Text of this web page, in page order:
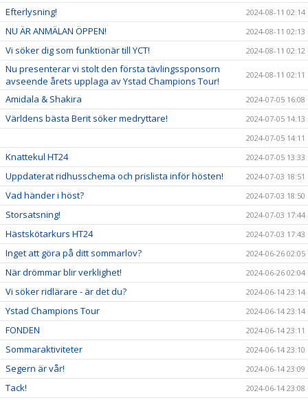
Efterlysning! 2024-08-11 02:14
NU ÄR ANMÄLAN ÖPPEN! 2024-08-11 02:13
Vi söker dig som funktionär till YCT! 2024-08-11 02:12
Nu presenterar vi stolt den första tävlingssponsorn
avseende årets upplaga av Ystad Champions Tour!
2024-08-11 02:11
Amidala & Shakira 2024-07-05 16:08
Världens bästa Berit söker medryttare!
2024-07-05 14:13
2024-07-05 14:11
Knattekul HT24 2024-07-05 13:33
Uppdaterat ridhusschema och prislista inför hösten! 2024-07-03 18:51
Vad händer i höst? 2024-07-03 18:50
Storsatsning! 2024-07-03 17:44
Hästskötarkurs HT24 2024-07-03 17:43
Inget att göra på ditt sommarlov? 2024-06-26 02:05
När drömmar blir verklighet! 2024-06-26 02:04
Vi söker ridlärare - är det du? 2024-06-14 23:14
Ystad Champions Tour 2024-06-14 23:14
FONDEN 2024-06-14 23:11
Sommaraktiviteter 2024-06-14 23:10
Segern är vår! 2024-06-14 23:09
Tack! 2024-06-14 23:08